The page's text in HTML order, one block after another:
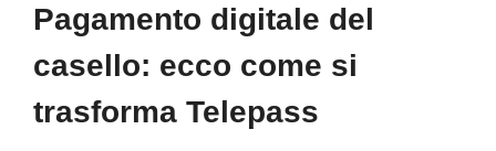
Pagamento digitale del
casello: ecco come si
trasforma Telepass